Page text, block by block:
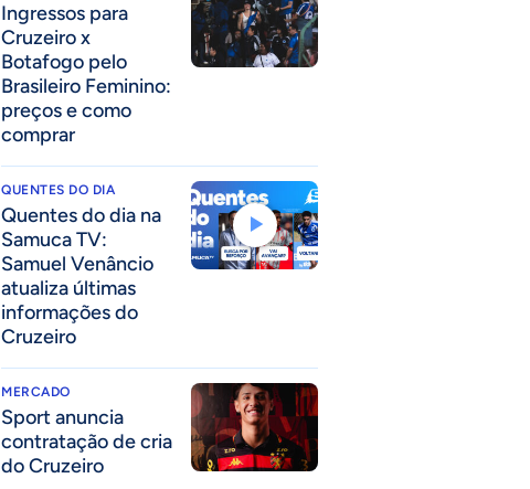
Ingressos para
Cruzeiro x
Botafogo pelo
Brasileiro Feminino:
preços e como
comprar
QUENTES DO DIA
Quentes do dia na
Samuca TV:
Samuel Venâncio
atualiza últimas
informações do
Cruzeiro
MERCADO
Sport anuncia
contratação de cria
do Cruzeiro